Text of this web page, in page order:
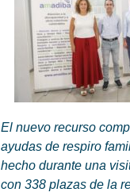
El nuevo recurso
ayudas de respiro
hecho durante una
con 338 plazas de la